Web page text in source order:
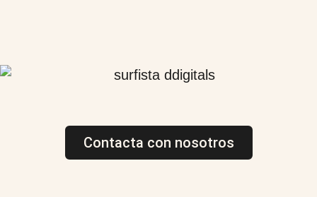
Contacta con nosotros